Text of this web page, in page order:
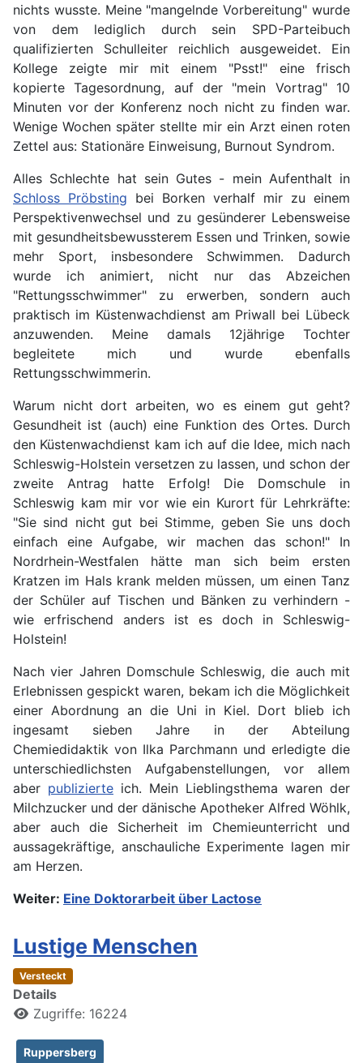
nichts wusste. Meine "mangelnde Vorbereitung" wurde
von dem lediglich durch sein SPD-Parteibuch
qualifizierten Schulleiter reichlich ausgeweidet. Ein
Kollege zeigte mir mit einem "Psst!" eine frisch
kopierte Tagesordnung, auf der "mein Vortrag" 10
Minuten vor der Konferenz noch nicht zu finden war.
Wenige Wochen später stellte mir ein Arzt einen roten
Zettel aus: Stationäre Einweisung, Burnout Syndrom.
Alles Schlechte hat sein Gutes - mein Aufenthalt in
Schloss Pröbsting bei Borken verhalf mir zu einem
Perspektivenwechsel und zu gesünderer Lebensweise
mit gesundheitsbewussterem Essen und Trinken, sowie
mehr Sport, insbesondere Schwimmen. Dadurch
wurde ich animiert, nicht nur das Abzeichen
"Rettungsschwimmer" zu erwerben, sondern auch
praktisch im Küstenwachdienst am Priwall bei Lübeck
anzuwenden. Meine damals 12jährige Tochter
begleitete mich und wurde ebenfalls
Rettungsschwimmerin.
Warum nicht dort arbeiten, wo es einem gut geht?
Gesundheit ist (auch) eine Funktion des Ortes. Durch
den Küstenwachdienst kam ich auf die Idee, mich nach
Schleswig-Holstein versetzen zu lassen, und schon der
zweite Antrag hatte Erfolg! Die Domschule in
Schleswig kam mir vor wie ein Kurort für Lehrkräfte:
"Sie sind nicht gut bei Stimme, geben Sie uns doch
einfach eine Aufgabe, wir machen das schon!" In
Nordrhein-Westfalen hätte man sich beim ersten
Kratzen im Hals krank melden müssen, um einen Tanz
der Schüler auf Tischen und Bänken zu verhindern -
wie erfrischend anders ist es doch in Schleswig-
Holstein!
Nach vier Jahren Domschule Schleswig, die auch mit
Erlebnissen gespickt waren, bekam ich die Möglichkeit
einer Abordnung an die Uni in Kiel. Dort blieb ich
ingesamt sieben Jahre in der Abteilung
Chemiedidaktik von Ilka Parchmann und erledigte die
unterschiedlichsten Aufgabenstellungen, vor allem
aber publizierte ich. Mein Lieblingsthema waren der
Milchzucker und der dänische Apotheker Alfred Wöhlk,
aber auch die Sicherheit im Chemieunterricht und
aussagekräftige, anschauliche Experimente lagen mir
am Herzen.
Weiter: Eine Doktorarbeit über Lactose
Lustige Menschen
Versteckt
Details
Zugriffe: 16224
Ruppersberg